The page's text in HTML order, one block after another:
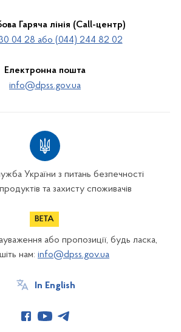
Гаряча лінія (Call-центр)
04 28 або (044) 244 82 02
Електронна пошта
info@dpss.gov.ua
України з питань безпечності
та захисту споживачів
або пропозиції, будь ласка,
нам: info@dpss.gov.ua
In English